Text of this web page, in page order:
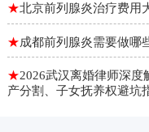
★北京前列腺炎治疗费用
★成都前列腺炎需要做哪
★2026武汉离婚律师深度
产分割、子女抚养权避坑